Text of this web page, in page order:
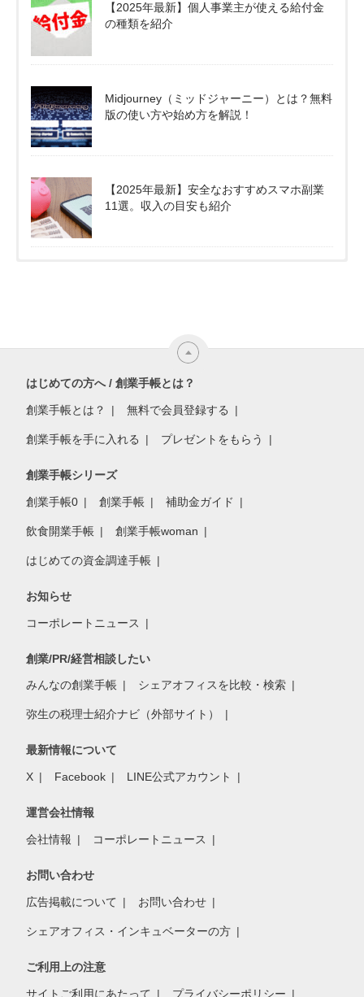
【2025年最新】個人事業主が使える給付金
の種類を紹介
Midjourney（ミッドジャーニー）とは？無料
版の使い方や始め方を解説！
【2025年最新】安全なおすすめスマホ副業
11選。収入の目安も紹介
はじめての方へ / 創業手帳とは？
創業手帳とは？ 無料で会員登録する
創業手帳を手に入れる プレゼントをもらう
創業手帳シリーズ
創業手帳0 創業手帳 補助金ガイド
飲食開業手帳 創業手帳woman
はじめての資金調達手帳
お知らせ
コーポレートニュース
創業/PR/経営相談したい
みんなの創業手帳 シェアオフィスを比較・検索
弥生の税理士紹介ナビ（外部サイト）
最新情報について
X Facebook LINE公式アカウント
運営会社情報
会社情報 コーポレートニュース
お問い合わせ
広告掲載について お問い合わせ
シェアオフィス・インキュベーターの方
ご利用上の注意
サイトご利用にあたって プライバシーポリシー